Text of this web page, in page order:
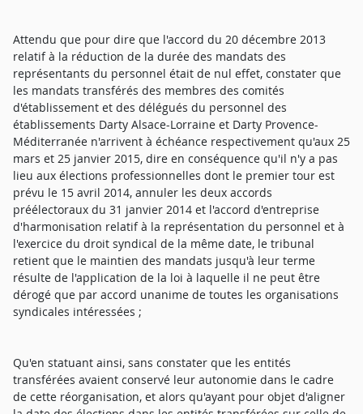
Attendu que pour dire que l'accord du 20 décembre 2013
relatif à la réduction de la durée des mandats des
représentants du personnel était de nul effet, constater que
les mandats transférés des membres des comités
d'établissement et des délégués du personnel des
établissements Darty Alsace-Lorraine et Darty Provence-
Méditerranée n'arrivent à échéance respectivement qu'aux 25
mars et 25 janvier 2015, dire en conséquence qu'il n'y a pas
lieu aux élections professionnelles dont le premier tour est
prévu le 15 avril 2014, annuler les deux accords
préélectoraux du 31 janvier 2014 et l'accord d'entreprise
d'harmonisation relatif à la représentation du personnel et à
l'exercice du droit syndical de la même date, le tribunal
retient que le maintien des mandats jusqu'à leur terme
résulte de l'application de la loi à laquelle il ne peut être
dérogé que par accord unanime de toutes les organisations
syndicales intéressées ;
Qu'en statuant ainsi, sans constater que les entités
transférées avaient conservé leur autonomie dans le cadre
de cette réorganisation, et alors qu'ayant pour objet d'aligner